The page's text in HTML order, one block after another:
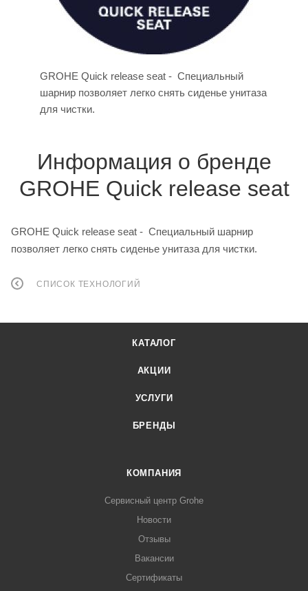
GROHE Quick release seat - Специальный
шарнир позволяет легко снять сиденье унитаза
для чистки.
Информация о бренде
GROHE Quick release seat
GROHE Quick release seat - Специальный шарнир
позволяет легко снять сиденье унитаза для чистки.
СПИСОК ТЕХНОЛОГИЙ
КАТАЛОГ
АКЦИИ
УСЛУГИ
БРЕНДЫ
КОМПАНИЯ
Сервисный центр Grohe
Новости
Отзывы
Вакансии
Сертификаты